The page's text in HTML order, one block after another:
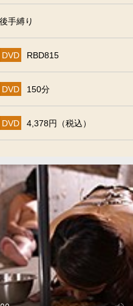
後手縛り
DVD RBD815
DVD 150分
DVD 4,378円（税込）